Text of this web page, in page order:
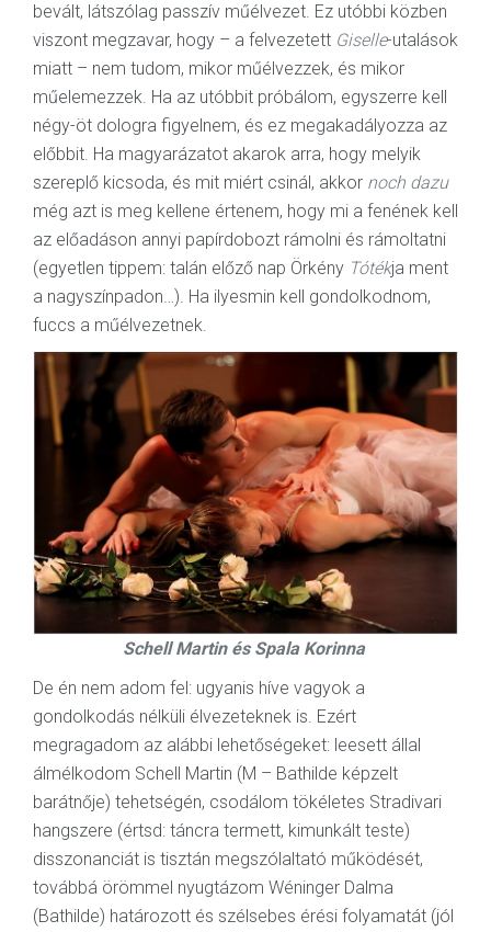
bevált, látszólag passzív műélvezet. Ez utóbbi közben
viszont megzavar, hogy – a felvezetett Giselle-utalások
miatt – nem tudom, mikor műélvezzek, és mikor
műelemezzek. Ha az utóbbit próbálom, egyszerre kell
négy-öt dologra figyelnem, és ez megakadályozza az
előbbit. Ha magyarázatot akarok arra, hogy melyik
szereplő kicsoda, és mit miért csinál, akkor noch dazu
még azt is meg kellene értenem, hogy mi a fenének kell
az előadáson annyi papírdobozt rámolni és rámoltatni
(egyetlen tippem: talán előző nap Örkény Tótékja ment
a nagyszínpadon…). Ha ilyesmin kell gondolkodnom,
fuccs a műélvezetnek.
Schell Martin és Spala Korinna
De én nem adom fel: ugyanis híve vagyok a
gondolkodás nélküli élvezeteknek is. Ezért
megragadom az alábbi lehetőségeket: leesett állal
álmélkodom Schell Martin (M – Bathilde képzelt
barátnője) tehetségén, csodálom tökéletes Stradivari
hangszere (értsd: táncra termett, kimunkált teste)
disszonanciát is tisztán megszólaltató működését,
továbbá örömmel nyugtázom Wéninger Dalma
(Bathilde) határozott és szélsebes érési folyamatát (jól